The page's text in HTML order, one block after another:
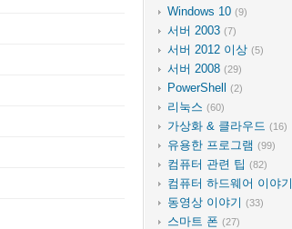
Windows 10 (9)
서버 2003 (7)
서버 2012 이상 (5)
서버 2008 (29)
PowerShell (2)
리눅스 (60)
가상화 & 클라우드 (16)
유용한 프로그램 (99)
컴퓨터 관련 팁 (82)
컴퓨터 하드웨어 이야기
동영상 이야기 (33)
스마트 폰 (27)